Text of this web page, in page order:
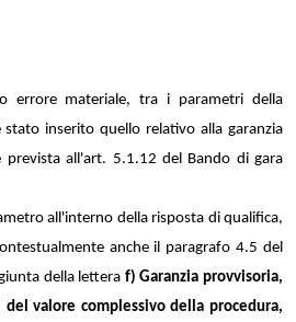
errore materiale, tra i parametri della
inserito quello relativo alla garanzia
prevista all'art. 5.1.12 del Bando di gara
all'interno della risposta di qualifica,
anche il paragrafo 4.5 del
della lettera f) Garanzia provvisoria,
valore complessivo della procedura,